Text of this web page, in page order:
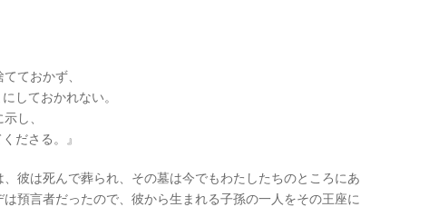
ておかず、
しておかれない。
し、
ださる。』
彼は死んで葬られ、その墓は今でもわたしたちのところにあ
は預言者だったので、彼から生まれる子孫の一人をその王座に